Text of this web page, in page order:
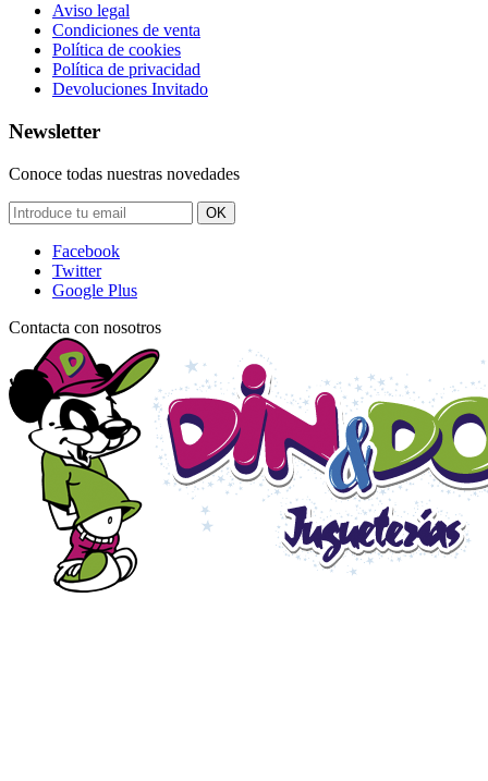
Aviso legal
Condiciones de venta
Política de cookies
Política de privacidad
Devoluciones Invitado
Newsletter
Conoce todas nuestras novedades
OK
Facebook
Twitter
Google Plus
Contacta con nosotros